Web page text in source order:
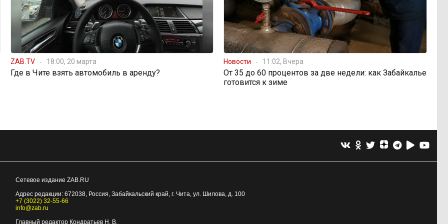
ZAB.TV 18:00, 20 марта
Где в Чите взять автомобиль в аренду?
Новости 11:02, Вчера
От 35 до 60 процентов за две недели: как Забайкалье
готовится к зиме
Сетевое издание ZAB.RU
Адрес редакции: 672038, Россия, Забайкальский край, г. Чита, ул. Шилова, д. 100
+7 (3022) 32-55-66
info@zab.ru
Главный редактор Кондратьев Н. В.